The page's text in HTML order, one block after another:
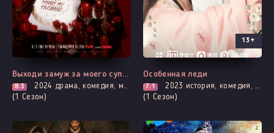
Все серии
Выходи замуж за моего супруга!
8.3 2024 драма, комедия, мелодрама, вебтун, романтика, фэнтези, смерть
(1 Сезон)
Все серии
13+
Особенная леди
7.1 2023 история, комедия, адаптация новел, романтика
(1 Сезон)